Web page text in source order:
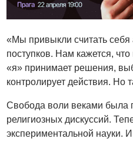
«Мы привыкли считать
поступков. Нам кажется,
«я» принимает решения,
контролирует действия. Но
Свобода воли веками была
религиозных дискуссий.
экспериментальной науки.